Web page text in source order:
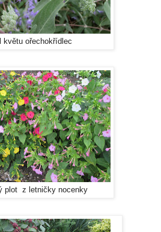
květu ořechokřídlec
plot z letničky nocenky